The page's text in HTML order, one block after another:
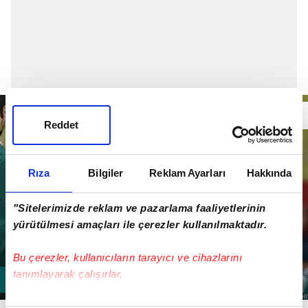
Rıza Bilgiler Reklam Ayarları Hakkında
"Sitelerimizde reklam ve pazarlama faaliyetlerinin
yürütülmesi amaçları ile çerezler kullanılmaktadır.
Bu çerezler, kullanıcıların tarayıcı ve cihazlarını
tanımlayarak çalışırlar.
Reddet